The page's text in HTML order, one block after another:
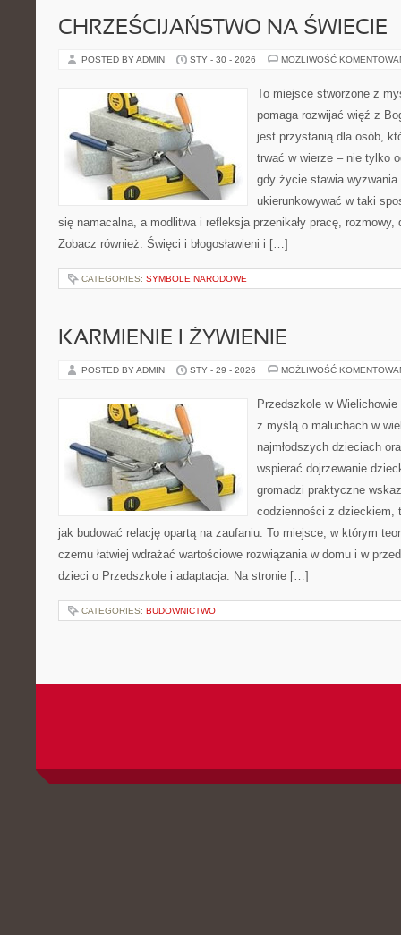
CHRZEŚCIJAŃSTWO NA ŚWIECIE
POSTED BY ADMIN STY - 30 - 2026 MOŻLIWOŚĆ
To miejsce stworzone z
pomaga rozwijać więź z
jest przystanią dla osób,
trwać w wierze – nie tylko
gdy życie stawia
ukierunkowywać w taki
się namacalna, a modlitwa i refleksja przenikały pracę,
Zobacz również: Święci i błogosławieni i […]
CATEGORIES: SYMBOLE NARODOWE
KARMIENIE I ŻYWIENIE
POSTED BY ADMIN STY - 29 - 2026 MOŻLIWOŚĆ
Przedszkole w
z myślą o maluchach w
najmłodszych dzieciach
wspierać dojrzewanie
gromadzi praktyczne
codzienności z dzieckiem,
jak budować relację opartą na zaufaniu. To miejsce, w którym
czemu łatwiej wdrażać wartościowe rozwiązania w domu i w
dzieci o Przedszkole i adaptacja. Na stronie […]
CATEGORIES: BUDOWNICTWO